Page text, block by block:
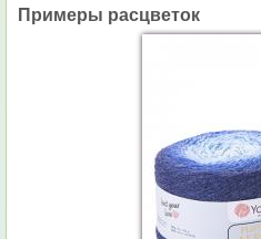
Примеры расцветок